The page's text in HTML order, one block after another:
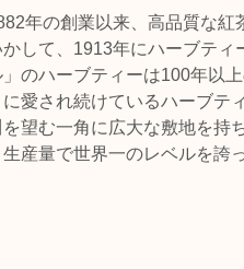
年の創業以来、高品質な
して、1913年にハーブテ
のハーブティーは100年以
愛され続けているハーブテ
望む一角に広大な敷地を持
産量で世界一のレベルを誇